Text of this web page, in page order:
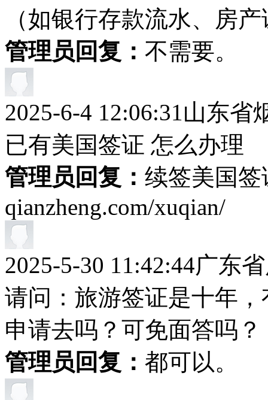
（如银行存款流水、房
管理员回复： 不需要。
2025-6-4 12:06:31山东省
已有美国签证 怎么办理
管理员回复： 续签美国签
qianzheng.com/xuqian/
2025-5-30 11:42:44广东
请问：旅游签证是十年
申请去吗？可免面答吗？
管理员回复： 都可以。